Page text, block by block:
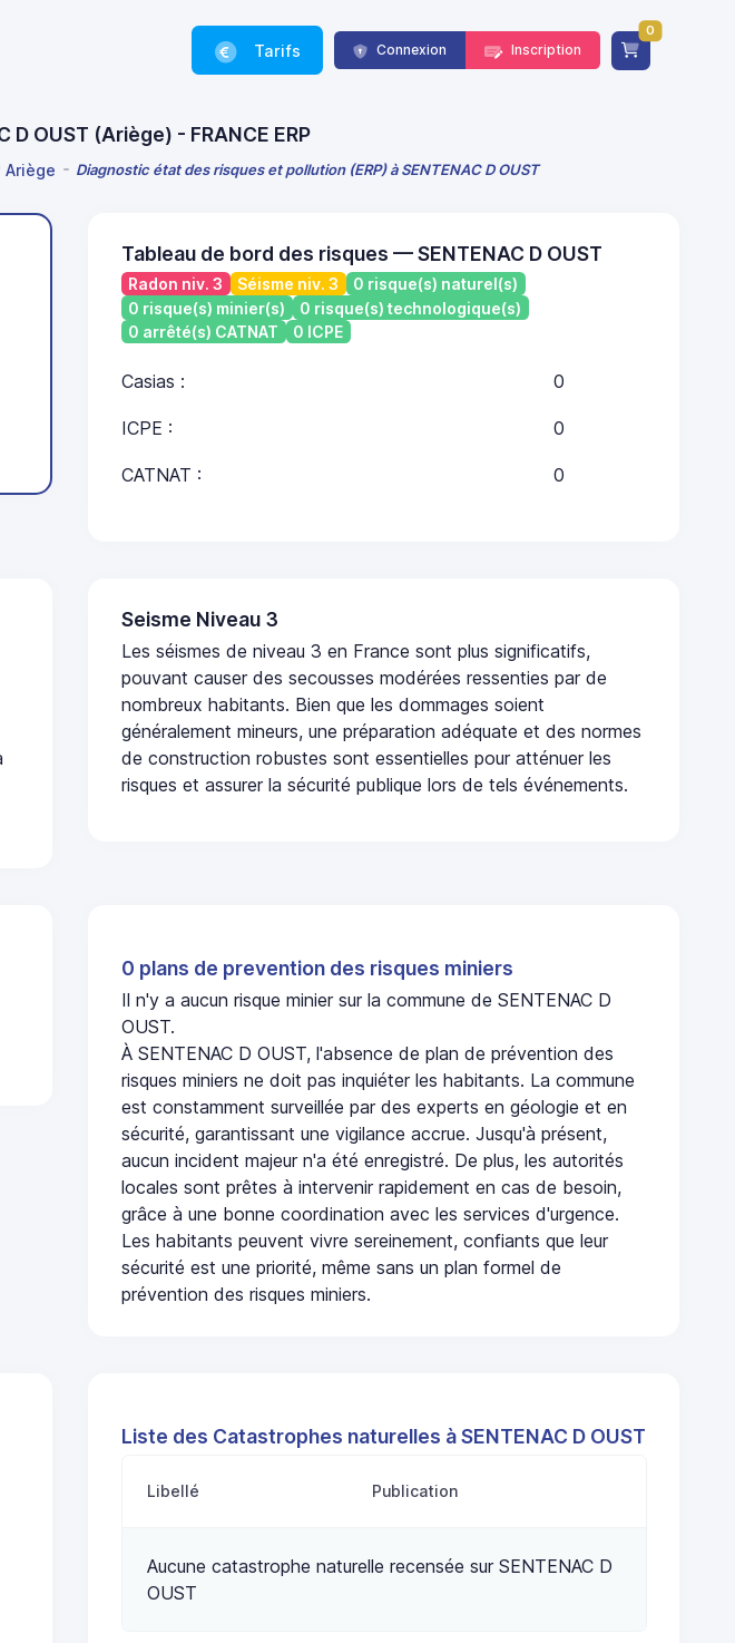
Tarifs Connexion Inscription
0
OUST (Ariège) - FRANCE ERP
Ariège Diagnostic état des risques et pollution (ERP) à SENTENAC D OUST
Tableau de bord des risques — SENTENAC D OUST
Radon niv. 3 Séisme niv. 3
0 risque(s) naturel(s)
0 risque(s) minier(s)
0 risque(s) technologique(s)
0 arrêté(s) CATNAT
0 ICPE
Casias : 0
ICPE : 0
CATNAT : 0
Seisme Niveau 3
Les séismes de niveau 3 en France sont plus significatifs,
pouvant causer des secousses modérées ressenties par de
nombreux habitants. Bien que les dommages soient
généralement mineurs, une préparation adéquate et des normes
de construction robustes sont essentielles pour atténuer les
risques et assurer la sécurité publique lors de tels événements.
0 plans de prevention des risques miniers
Il n'y a aucun risque minier sur la commune de SENTENAC D
OUST.
À SENTENAC D OUST, l'absence de plan de prévention des
risques miniers ne doit pas inquiéter les habitants. La commune
est constamment surveillée par des experts en géologie et en
sécurité, garantissant une vigilance accrue. Jusqu'à présent,
aucun incident majeur n'a été enregistré. De plus, les autorités
locales sont prêtes à intervenir rapidement en cas de besoin,
grâce à une bonne coordination avec les services d'urgence.
Les habitants peuvent vivre sereinement, confiants que leur
sécurité est une priorité, même sans un plan formel de
prévention des risques miniers.
Liste des Catastrophes naturelles à SENTENAC D OUST
Libellé Publication
Aucune catastrophe naturelle recensée sur SENTENAC D
OUST